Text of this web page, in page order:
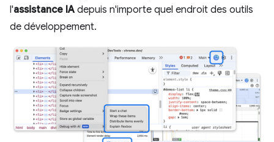
l'assistance IA depuis n'importe quel endroit des outils
de développement.